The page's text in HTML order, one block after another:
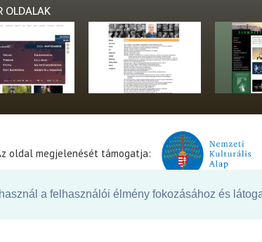
a felhasználói élmény fokozásához és
OLDALAK
oldal megjelenését támogatja: